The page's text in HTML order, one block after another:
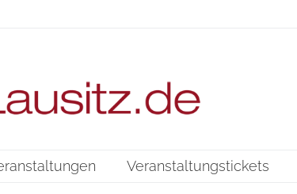
Veranstaltungstickets